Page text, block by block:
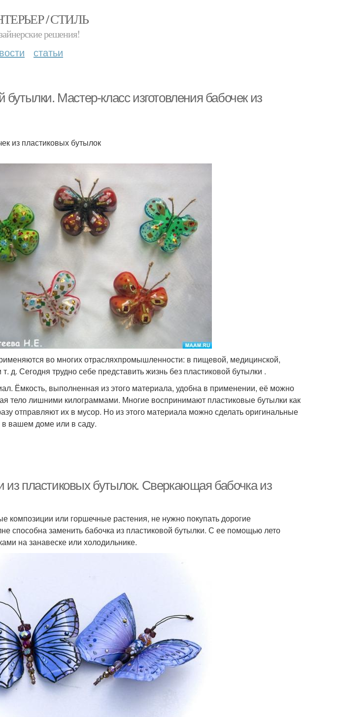
/ СТИЛЬ
решения!
статьи
бутылки. Мастер-класс изготовления бабочек из
из пластиковых бутылок
во многих отрасляхпромышленности: в пищевой, медицинской,
д. Сегодня трудно себе представить жизнь без пластиковой бутылки .
Ёмкость, выполненная из этого материала, удобна в применении, её можно
тело лишними килограммами. Многие воспринимают пластиковые бутылки как
отправляют их в мусор. Но из этого материала можно сделать оригинальные
вашем доме или в саду.
из пластиковых бутылок. Сверкающая бабочка из
композиции или горшечные растения, не нужно покупать дорогие
способна заменить бабочка из пластиковой бутылки. С ее помощью лето
на занавеске или холодильнике.